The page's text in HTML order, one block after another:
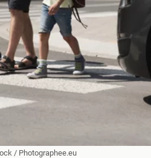
/ Photographee.eu